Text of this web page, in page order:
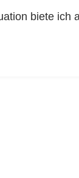
biete ich